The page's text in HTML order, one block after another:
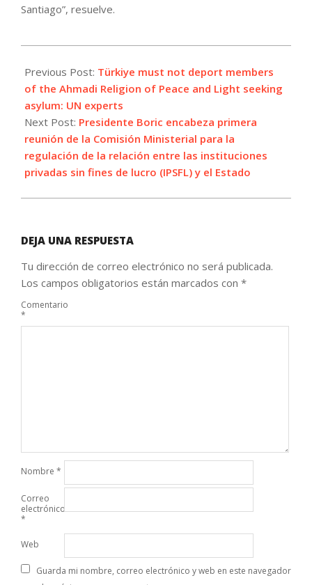
Santiago”, resuelve.
07-
04
Previous Post: Türkiye must not deport members
of the Ahmadi Religion of Peace and Light seeking
asylum: UN experts
Next Post: Presidente Boric encabeza primera
reunión de la Comisión Ministerial para la
regulación de la relación entre las instituciones
privadas sin fines de lucro (IPSFL) y el Estado
DEJA UNA RESPUESTA
Tu dirección de correo electrónico no será publicada.
Los campos obligatorios están marcados con *
Comentario
*
Nombre *
Correo
electrónico
*
Web
Guarda mi nombre, correo electrónico y web en este navegador